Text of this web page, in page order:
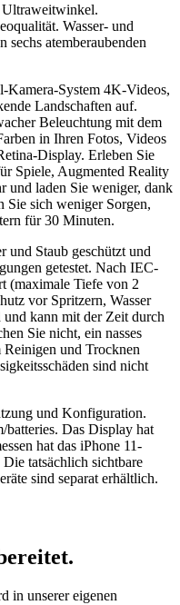
Ultraweitwinkel.
Wasser- und
atemberaubenden
Kamera-System 4K-Videos,
Landschaften auf.
Beleuchtung mit dem
in Ihren Fotos, Videos
Display. Erleben Sie
Spiele, Augmented Reality
und laden Sie weniger, dank
Sie sich weniger Sorgen,
für 30 Minuten.
und Staub geschützt und
getestet. Nach IEC-
(maximale Tiefe von 2
vor Spritzern, Wasser
und kann mit der Zeit durch
Sie nicht, ein nasses
und Trocknen
sind nicht
und Konfiguration.
batteries. Das Display hat
hat das iPhone 11-
tatsächlich sichtbare
sind separat erhältlich.
in unserer eigenen